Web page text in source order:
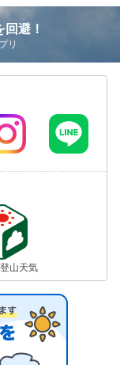
避！
リ
山天気